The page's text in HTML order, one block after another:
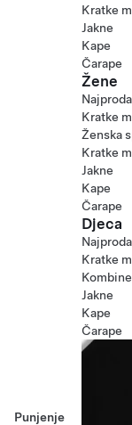
Punjenje
Kratke
Jakne
Kape
Čarape
Žene
Kratke
Ženska
Kratke
Jakne
Kape
Čarape
Djeca
Kratke
Jakne
Kape
Čarape